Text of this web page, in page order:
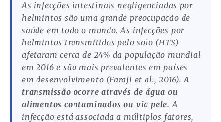
As infecções intestinais negligenciadas por
helmintos são uma grande preocupação de
saúde em todo o mundo. As infecções por
helmintos transmitidos pelo solo (HTS)
afetaram cerca de 24% da população mundial
em 2016 e são mais prevalentes em países
em desenvolvimento (Faraji et al., 2016).A
transmissão ocorre através de água ou
alimentos contaminados ou via pele. A
infecção está associada a múltiplos fatores,